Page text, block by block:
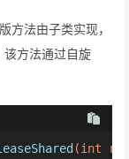
方法由子类实现，
该方法通过自旋
(int